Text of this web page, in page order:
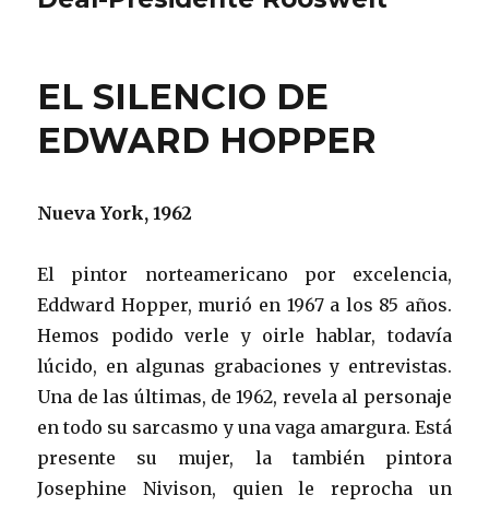
EL SILENCIO DE
EDWARD HOPPER
Nueva York, 1962
El pintor norteamericano por excelencia,
Eddward Hopper, murió en 1967 a los 85 años.
Hemos podido verle y oirle hablar, todavía
lúcido, en algunas grabaciones y entrevistas.
Una de las últimas, de 1962, revela al personaje
en todo su sarcasmo y una vaga amargura. Está
presente su mujer, la también pintora
Josephine Nivison, quien le reprocha un